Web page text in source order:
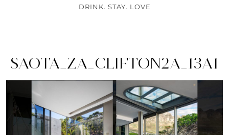
DRINK. STAY. LOVE
SAOTA_ZA_CLIFTON2A_13A1